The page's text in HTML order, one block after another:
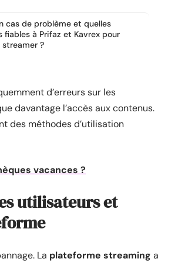
cas de problème et quelles
fiables à Prifaz et Kavrex pour
?
d’erreurs sur les
davantage l’accès aux contenus.
des méthodes d’utilisation
vacances ?
utilisateurs et
La plateforme streaming a